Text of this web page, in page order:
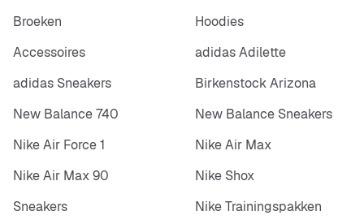
Broeken
Hoodies
Accessoires
adidas Adilette
adidas Sneakers
Birkenstock Arizona
New Balance 740
New Balance Sneakers
Nike Air Force 1
Nike Air Max
Nike Air Max 90
Nike Shox
Sneakers
Nike Trainingspakken